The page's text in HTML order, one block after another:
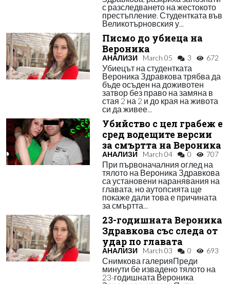
с разследването на жестокото
престъпление. Студентката във
Великотърновския у...
Писмо до убиеца на
Вероника
АНАЛИЗИ March 05 3 672
Убиецът на студентката
Вероника Здравкова трябва да
бъде осъден на доживотен
затвор без право на замяна в
стая 2 на 2 и до края на живота
си да живее...
Убийство с цел грабеж е
сред водещите версии
за смъртта на Вероника
АНАЛИЗИ March 04 0 707
При първоначалния оглед на
тялото на Вероника Здравкова
са установени наранявания на
главата, но аутопсията ще
покаже дали това е причината
за смъртта...
23-годишната Вероника
Здравкова със следа от
удар по главата
АНАЛИЗИ March 03 0 693
Снимкова галерияПреди
минути бе извадено тялото на
23-годишната Вероника